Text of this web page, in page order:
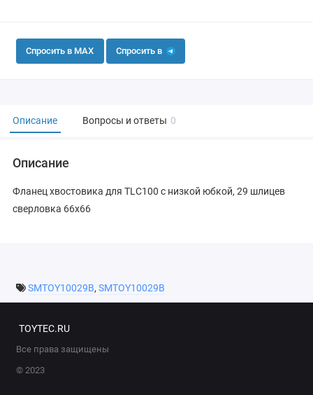
Спросить в MAX Спросить в
Описание Вопросы и ответы 0
Описание
Фланец хвостовика для TLC100 с низкой юбкой, 29 шлицев
сверловка 66х66
SMTOY10029B, SMTOY10029B
TOYTEC.RU
Все права защищены
© 2023